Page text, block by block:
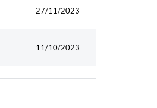
27/11/2023
11/10/2023